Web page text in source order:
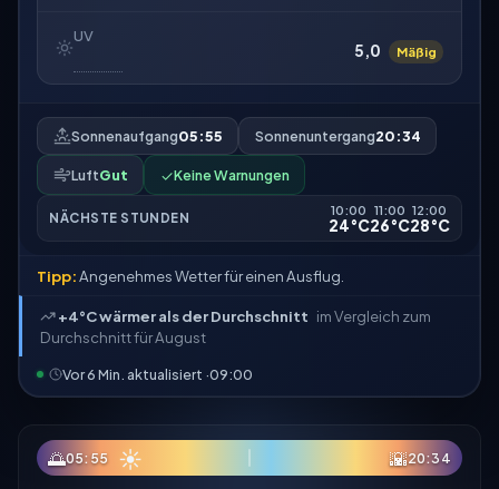
UV
5,0 Mäßig
Sonnenaufgang05:55 Sonnenuntergang20:34
LuftGut ✓Keine Warnungen
NÄCHSTE STUNDEN
10:00
24°C
11:00
26°C
12:00
28°C
Tipp:Angenehmes Wetter für einen Ausflug.
+4°C wärmer als der Durchschnitt im Vergleich zum
Durchschnitt für August
Vor 6 Min. aktualisiert ·09:00
🌅05:55 ☀ 🌇20:34